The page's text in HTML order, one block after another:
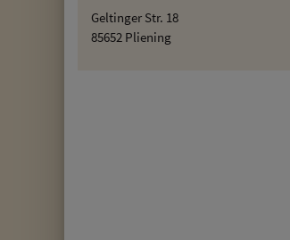
Geltinger Str. 18
85652 Pliening